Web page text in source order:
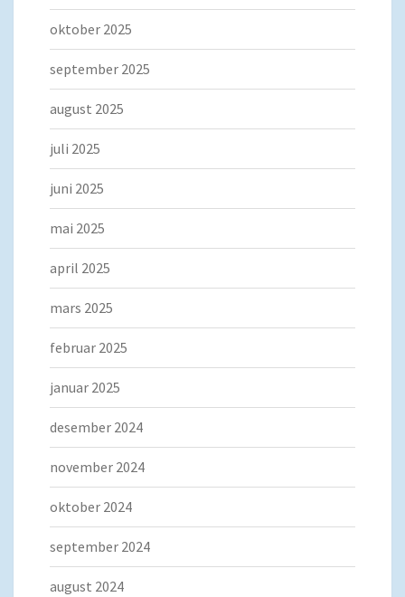
oktober 2025
september 2025
august 2025
juli 2025
juni 2025
mai 2025
april 2025
mars 2025
februar 2025
januar 2025
desember 2024
november 2024
oktober 2024
september 2024
august 2024